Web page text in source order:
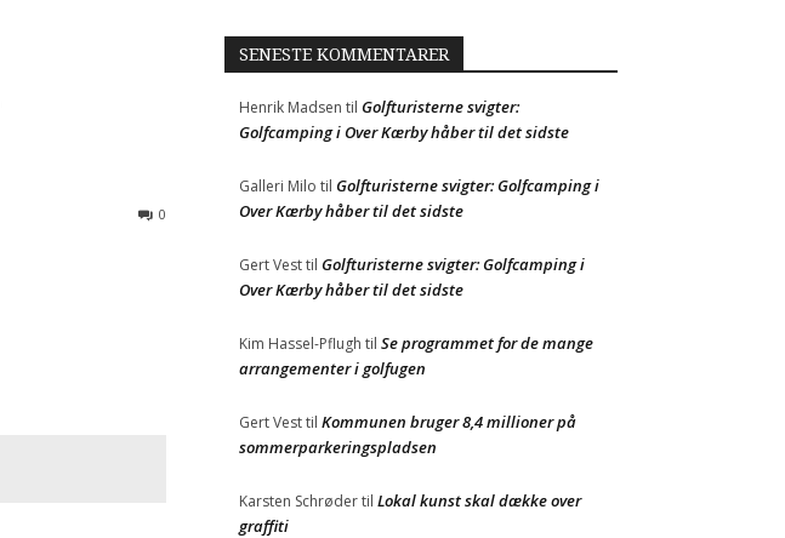
0
SENESTE KOMMENTARER
Henrik Madsen til Golfturisterne svigter:
Golfcamping i Over Kærby håber til det sidste
Galleri Milo til Golfturisterne svigter: Golfcamping i
Over Kærby håber til det sidste
Gert Vesttil Golfturisterne svigter: Golfcamping i
Over Kærby håber til det sidste
Kim Hassel-Pflugh til Se programmet for de mange
arrangementer i golfugen
Gert Vesttil Kommunen bruger 8,4 millioner på
sommerparkeringspladsen
Karsten Schrødertil Lokal kunst skal dække over
graffiti